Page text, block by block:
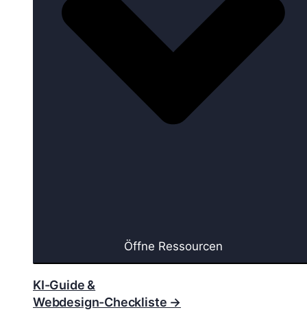
Öffne Ressourcen
KI-Guide &
Webdesign-Checkliste →